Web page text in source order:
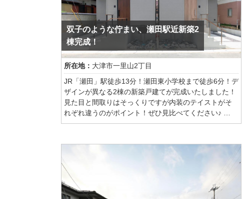
双子のような佇まい、瀬田駅近新築2
棟完成！
所在地： 大津市一里山2丁目
JR「瀬田」駅徒歩13分！瀬田東小学校まで徒歩6分！デ
ザインが異なる2棟の新築戸建てが完成いたしました！
見た目と間取りはそっくりですが内装のテイストがそ
れぞれ違うのがポイント！ぜひ見比べてください♪
両面道路につき、陽当り・通風良好です！